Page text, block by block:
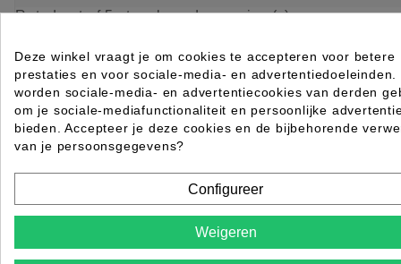
Ratedout of 5 stars based onreview(s)
incl. btw€ 1,80
Op voorraad direct leverbaar
IN WINKELWAGEN
Deze winkel vraagt je om cookies te accepteren voor betere
prestaties en voor sociale-media- en advertentiedoeleinden.
worden sociale-media- en advertentiecookies van derden
om je sociale-mediafunctionaliteit en persoonlijke
bieden. Accepteer je deze cookies en de bijbehorende
van je persoonsgegevens?
Configureer
Weigeren